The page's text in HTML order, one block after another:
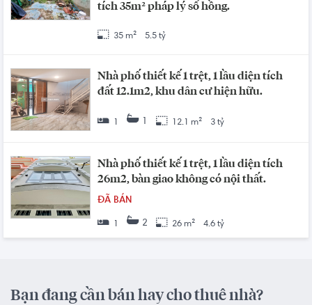
tích 35m² pháp lý sổ hồng.
35 m² 5.5 tỷ
Nhà phố thiết kế 1 trệt, 1 lầu diện tích
đất 12.1m2, khu dân cư hiện hữu.
1 12.1 m² 3 tỷ
Nhà phố thiết kế 1 trệt, 1 lầu diện tích
26m2, bàn giao không có nội thất.
ĐÃ BÁN
2 26 m² 4.6 tỷ
Bạn đang cần bán hay cho thuê nhà?